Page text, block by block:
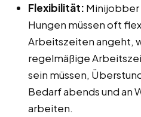
Flexibilität:
Hungen müssen oft
Arbeitszeiten angeht,
regelmäßige
sein müssen,
Bedarf abends und an
arbeiten.